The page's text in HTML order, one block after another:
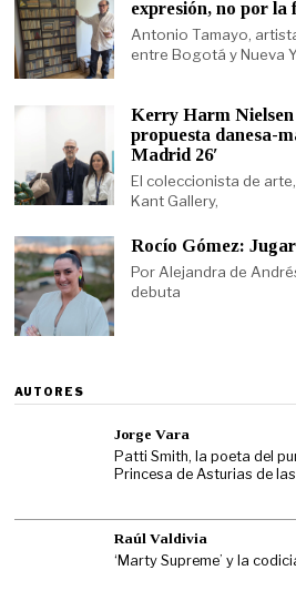
expresión, no por la
Antonio Tamayo,
entre Bogotá y Nueva
Kerry Harm
propuesta danesa-
Madrid 26′
El coleccionista de
Kant Gallery,
Rocío Gómez:
Por Alejandra de
debuta
AUTORES
Jorge Vara
Patti Smith, la poeta del
Princesa de Asturias de
Raúl Valdivia
‘Marty Supreme’ y la